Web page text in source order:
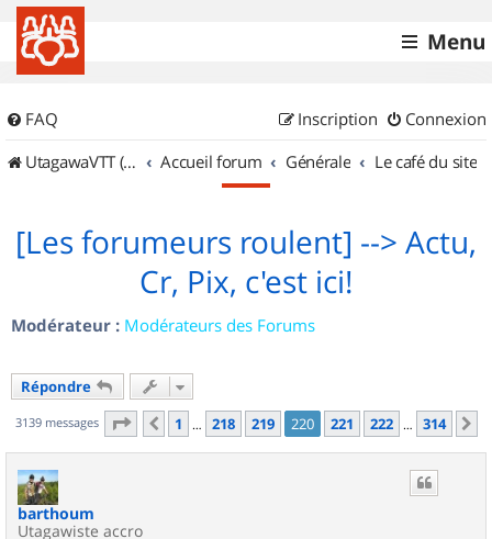
Menu
FAQ Connexion
Inscription
UtagawaVTT (Randos VTT et VTTAE avec traces GPS)
Accueil forum Générale Le café du site
[Les forumeurs roulent] --> Actu,
Cr, Pix, c'est ici!
Modérateur : Modérateurs des Forums
Répondre
3139 messages Page 220 sur314
Précédent
1 … 218 219 220 221 222 … 314
barthoum
Utagawiste accro